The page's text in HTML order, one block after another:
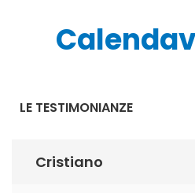
LE TESTIMONIANZE
Cristiano